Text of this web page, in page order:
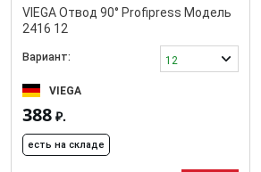
VIEGA Отвод 90° Profipress Модель
2416 12
Вариант: 12
VIEGA
388 ₽.
есть на складе